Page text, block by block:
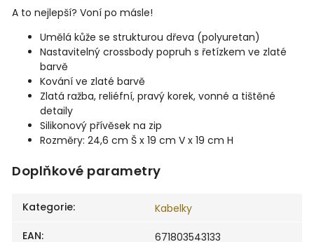
A to nejlepší? Voní po másle!
Umělá kůže se strukturou dřeva (polyuretan)
Nastavitelný crossbody popruh s řetízkem ve zlaté
barvě
Kování ve zlaté barvě
Zlatá ražba, reliéfní, pravý korek, vonné a tištěné
detaily
Silikonový přívěsek na zip
Rozměry: 24,6 cm Š x 19 cm V x 19 cm H
Doplňkové parametry
Kategorie:
Kabelky
EAN: 671803543133